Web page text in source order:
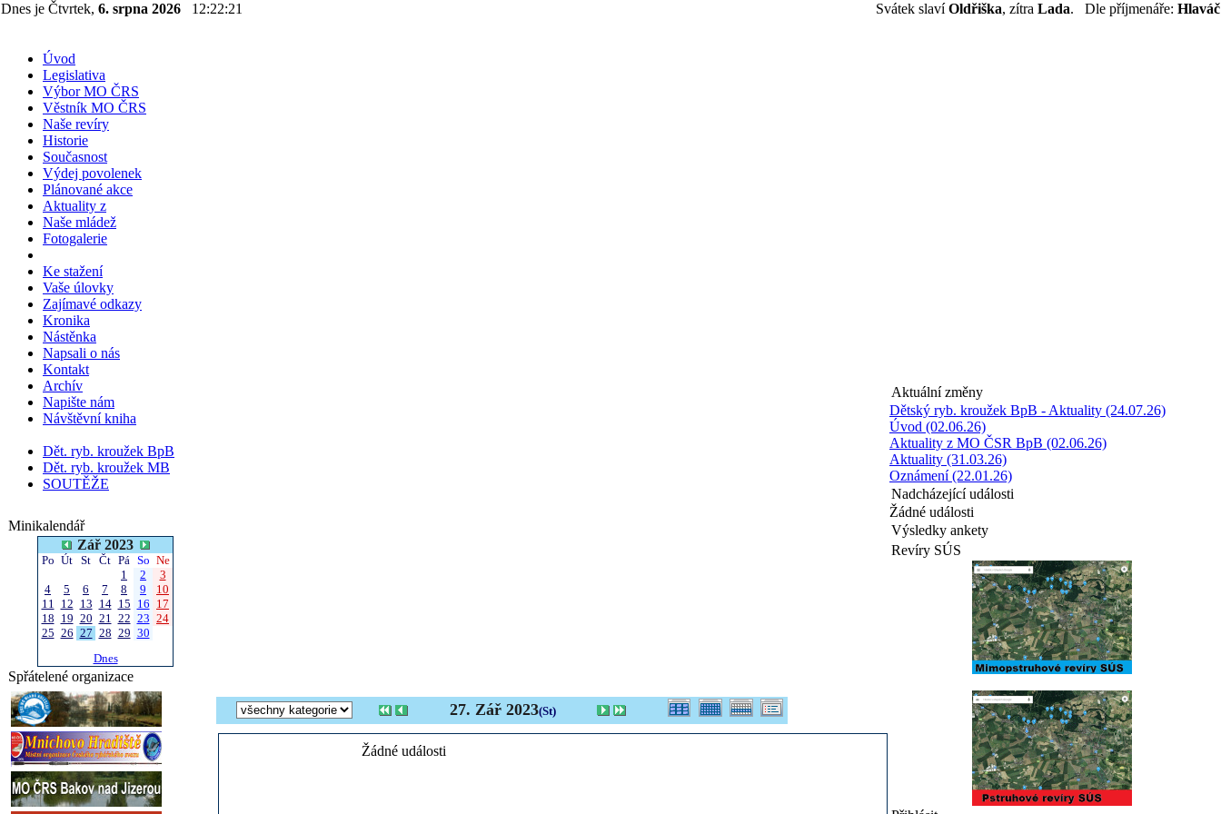
Dnes je Čtvrtek, 6. srpna 2026 12:22:21 Svátek slavíOldřiška, zítra Lada. Dle příjmenáře: Hlaváč
Úvod
Legislativa
Výbor MO ČRS
Věstník MO ČRS
Naše revíry
Historie
Současnost
Výdej povolenek
Plánované akce
Aktuality z
Naše mládež
Fotogalerie
Ke stažení
Vaše úlovky
Zajímavé odkazy
Kronika
Nástěnka
Napsali o nás
Kontakt
Archív
Napište nám
Návštěvní kniha
Dět. ryb. kroužek BpB
Dět. ryb. kroužek MB
SOUTĚŽE
Minikalendář
Zář 2023
Po Út St Čt Pá So Ne
1
2
3
4
5 6 7 8 9
10
11 12 13 14 15 16 17
18 19 20 21 22 23 24
25 26 27 28 29 30
Dnes
Spřátelené organizace
27. Zář 2023(St)
Žádné události
Aktuální změny
Dětský ryb. kroužek BpB - Aktuality (24.07.26)
Úvod (02.06.26)
Aktuality z MO ČSR BpB (02.06.26)
Aktuality (31.03.26)
Oznámení (22.01.26)
Nadcházející události
Žádné události
Výsledky ankety
Revíry SÚS